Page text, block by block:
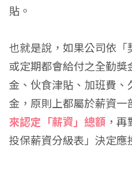
貼。
也就是說，如果公司依「
或定期都會給付之全勤
金、伙食津貼、加班費
金，原則上都屬於薪資一
來認定「薪資」總額 ，
投保薪資分級表」決定應